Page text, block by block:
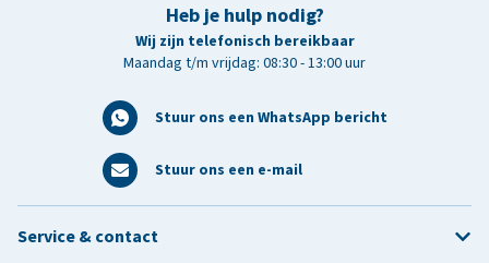
Heb je hulp nodig?
Wij zijn telefonisch bereikbaar
Maandag t/m vrijdag: 08:30 - 13:00 uur
Stuur ons een WhatsApp bericht
Stuur ons een e-mail
Service & contact